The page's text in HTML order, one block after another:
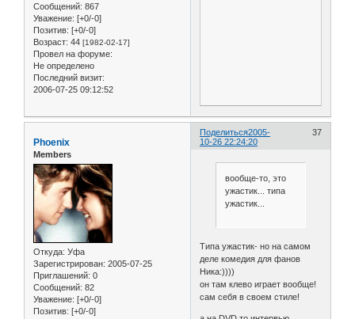
Сообщений: 867
Уважение: [+0/-0]
Позитив: [+0/-0]
Возраст: 44 [1982-02-17]
Провел на форуме:
Не определено
Последний визит:
2006-07-25 09:12:52
Поделиться 37
2005-
10-26 22:24:20
Phoenix
Members
Откуда: Уфа
Зарегистрирован: 2005-07-25
Приглашений: 0
Сообщений: 82
Уважение: [+0/-0]
Позитив: [+0/-0]
вообще-то, это
ужастик... типа
ужастик...
Типа ужастик- но на самом
деле комедия для фанов
Ника:))))
он там клево играет вообще!
сам себя в своем стиле!